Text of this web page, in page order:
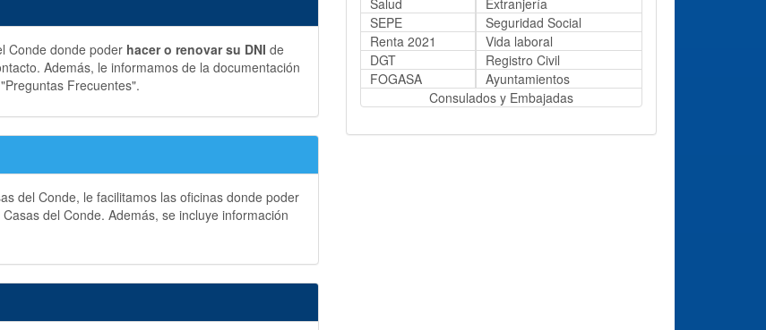
Conde donde poder hacer o renovar su DNI de
Además, le informamos de la documentación
Frecuentes".
del Conde, le facilitamos las oficinas donde poder
del Conde. Además, se incluye información
SEPE
Seguridad Social
Renta 2021
Vida laboral
DGT
Registro Civil
FOGASA
Ayuntamientos
Consulados y Embajadas